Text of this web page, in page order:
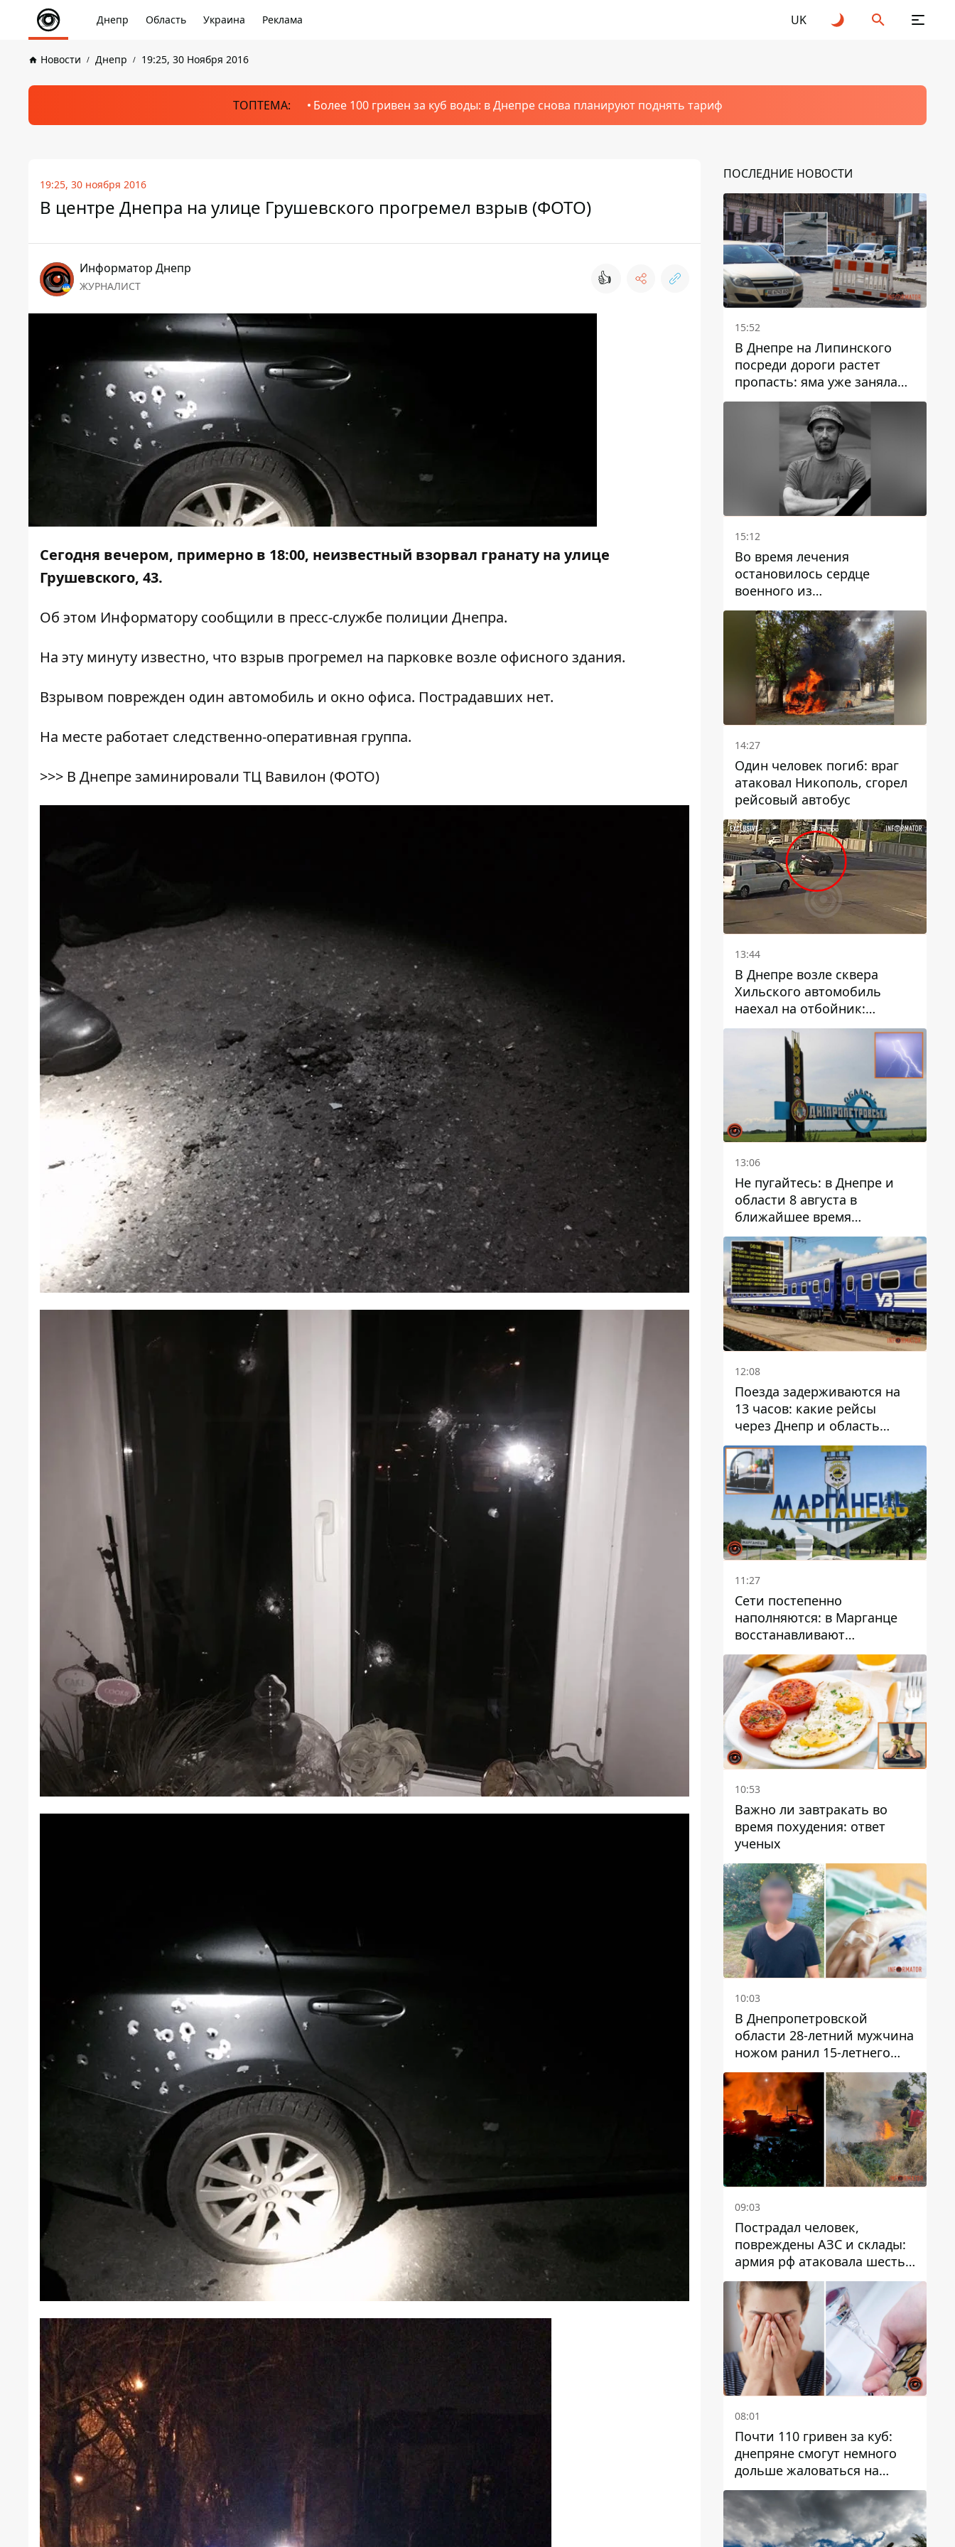
Днепр Область Украина Реклама UK
Новости Днепр 19:25, 30 Ноября 2016
ТОПТЕМА: Более 100 гривен за куб воды: в Днепре снова планируют поднять тариф
19:25, 30 ноября 2016
В центре Днепра на улице Грушевского прогремел взрыв (ФОТО)
Информатор Днепр
ЖУРНАЛИСТ 👍
Сегодня вечером, примерно в 18:00, неизвестный взорвал гранату на улице
Грушевского, 43.
Об этом Информатору сообщили в пресс-службе полиции Днепра.
На эту минуту известно, что взрыв прогремел на парковке возле офисного здания.
Взрывом поврежден один автомобиль и окно офиса. Пострадавших нет.
На месте работает следственно-оперативная группа.
>>> В Днепре заминировали ТЦ Вавилон (ФОТО)
ПОСЛЕДНИЕ НОВОСТИ
15:52
В Днепре на Липинского
посреди дороги растет
пропасть: яма уже заняла
полосу движения
15:12
Во время лечения
остановилось сердце
военного из
Днепропетровской области
Ростислава Лупашко
14:27
Один человек погиб: враг
атаковал Никополь, сгорел
рейсовый автобус
13:44
В Днепре возле сквера
Хильского автомобиль
наехал на отбойник:
момент происшествия
13:06
Не пугайтесь: в Днепре и
области 8 августа в
ближайшее время
ожидается гроза
12:08
Поезда задерживаются на
13 часов: какие рейсы
через Днепр и область
выбились из графика
11:27
Сети постепенно
наполняются: в Марганце
восстанавливают
водоснабжение
10:53
Важно ли завтракать во
время похудения: ответ
ученых
10:03
В Днепропетровской
области 28-летний мужчина
ножом ранил 15-летнего
парня
09:03
Пострадал человек,
повреждены АЗС и склады:
армия рф атаковала шесть
районов Днепропетровской
области
08:01
Почти 110 гривен за куб:
днепряне смогут немного
дольше жаловаться на
запланированные тарифы
на воду на 2027 год